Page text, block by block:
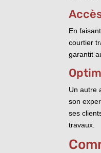
En
courtier
garantit
Un autre
son
ses
travaux.